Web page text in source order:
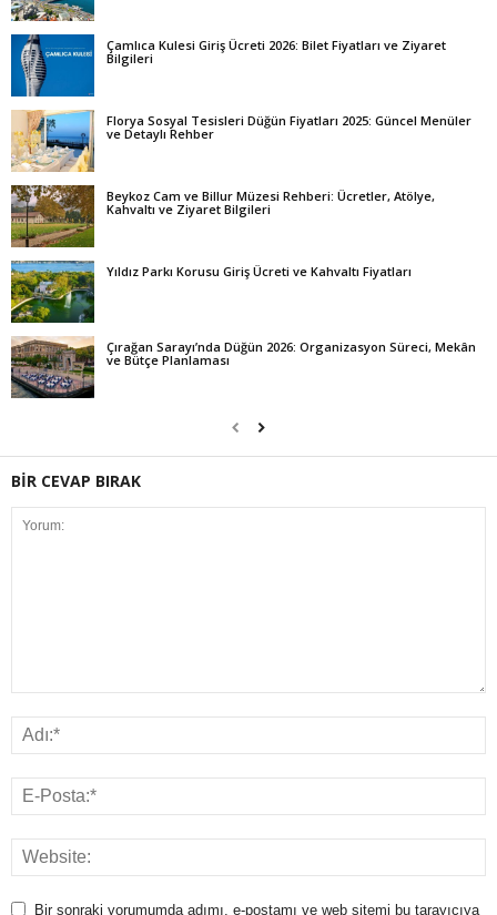
Çamlıca Kulesi Giriş Ücreti 2026: Bilet Fiyatları ve Ziyaret
Bilgileri
Florya Sosyal Tesisleri Düğün Fiyatları 2025: Güncel Menüler
ve Detaylı Rehber
Beykoz Cam ve Billur Müzesi Rehberi: Ücretler, Atölye,
Kahvaltı ve Ziyaret Bilgileri
Yıldız Parkı Korusu Giriş Ücreti ve Kahvaltı Fiyatları
Çırağan Sarayı’nda Düğün 2026: Organizasyon Süreci, Mekân
ve Bütçe Planlaması
BİR CEVAP BIRAK
Bir sonraki yorumumda adımı, e-postamı ve web sitemi bu tarayıcıya